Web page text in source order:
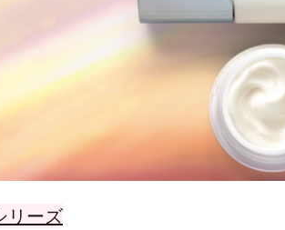
リーズ